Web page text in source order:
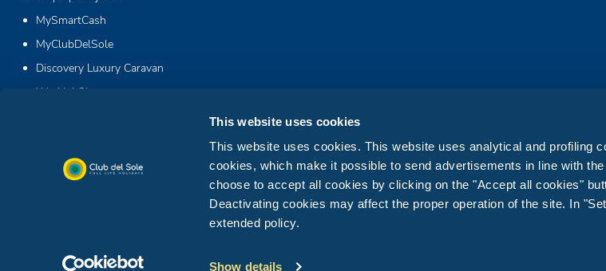
This website uses cookies
This website uses cookies. This website uses analytical and profiling
cookies, which make it possible to send advertisements in line with
choose to accept all cookies by clicking on the "Accept all cookies"
Deactivating cookies may affect the proper operation of the site. In
extended policy.
Show details
MySmartCash
MyClubDelSole
Discovery Luxury Caravan
Workin' Glamp
P.IVA 04205530407 All Right Reserved